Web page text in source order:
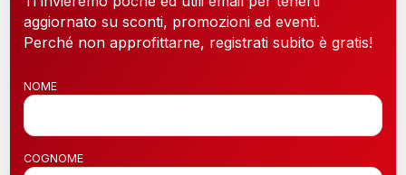
aggiornato su sconti, promozioni ed eventi.
Perché non approfittarne, registrati subito è gratis!
NOME
COGNOME